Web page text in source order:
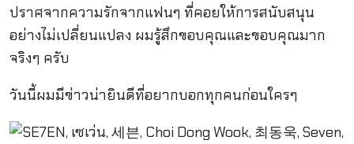
ปราศจากความรักจากแฟนๆ ที่คอยให้การสนับสนุน
อย่างไม่เปลี่ยนแปลง ผมรู้สึกขอบคุณและขอบคุณมาก
จริงๆ ครับ
วันนี้ผมมีข่าวน่ายินดีที่อยากบอกทุกคนก่อนใครๆ